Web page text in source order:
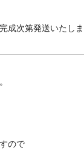
成次第発送いたしま
ので